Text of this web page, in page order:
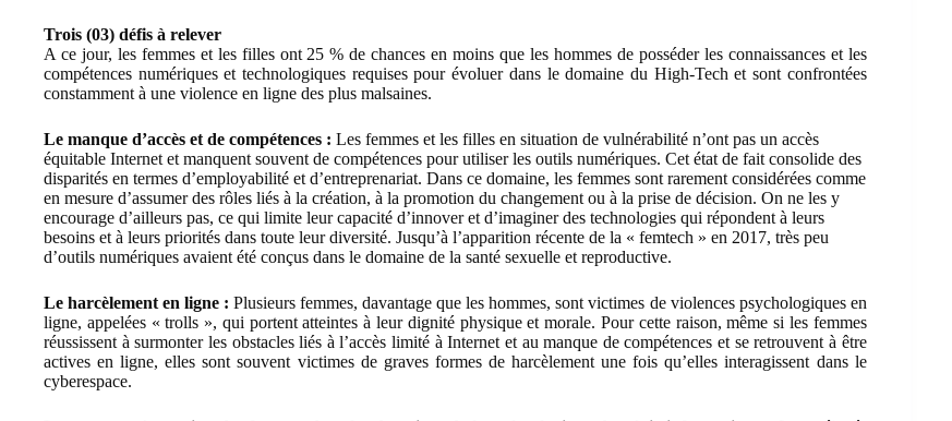
Trois (03) défis à relever
A ce jour, les femmes et les filles ont 25 % de chances en moins que les hommes de posséder les connaissances et les
compétences numériques et technologiques requises pour évoluer dans le domaine du High-Tech et sont confrontées
constamment à une violence en ligne des plus malsaines.
Le manque d’accès et de compétences : Les femmes et les filles en situation de vulnérabilité n’ont pas un accès
équitable Internet et manquent souvent de compétences pour utiliser les outils numériques. Cet état de fait consolide des
disparités en termes d’employabilité et d’entreprenariat. Dans ce domaine, les femmes sont rarement considérées comme
en mesure d’assumer des rôles liés à la création, à la promotion du changement ou à la prise de décision. On ne les y
encourage d’ailleurs pas, ce qui limite leur capacité d’innover et d’imaginer des technologies qui répondent à leurs
besoins et à leurs priorités dans toute leur diversité. Jusqu’à l’apparition récente de la « femtech » en 2017, très peu
d’outils numériques avaient été conçus dans le domaine de la santé sexuelle et reproductive.
Le harcèlement en ligne : Plusieurs femmes, davantage que les hommes, sont victimes de violences psychologiques en
ligne, appelées « trolls », qui portent atteintes à leur dignité physique et morale. Pour cette raison, même si les femmes
réussissent à surmonter les obstacles liés à l’accès limité à Internet et au manque de compétences et se retrouvent à être
actives en ligne, elles sont souvent victimes de graves formes de harcèlement une fois qu’elles interagissent dans le
cyberespace.